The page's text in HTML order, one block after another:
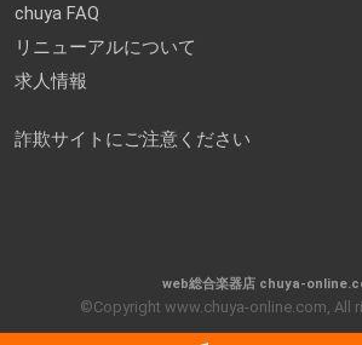
chuya FAQ
リニューアルについて
求人情報
詐欺サイトにご注意ください
web総合楽器店 chuya-
©Copyright www.chuya-online.com, All